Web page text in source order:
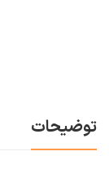
توضیحات